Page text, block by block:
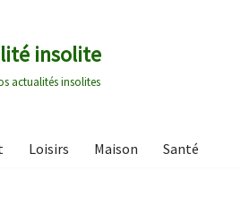
insolite
actualités insolites
Loisirs Maison Santé